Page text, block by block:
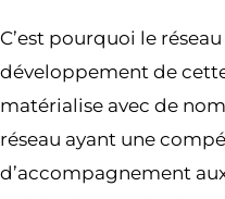
C’est pourquoi le
développement de
matérialise avec de
réseau ayant une
d’accompagnement